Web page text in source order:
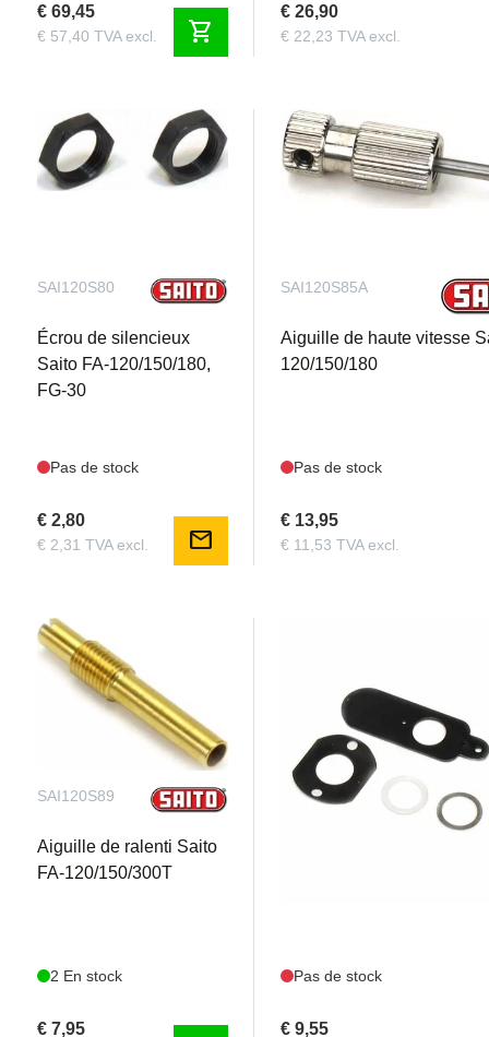
€ 69,45
€ 57,40 TVA excl. shopping_cart
€ 26,90
€ 22,23 TVA excl.
SAI120S80
Écrou de silencieux
Saito FA-120/150/180,
FG-30
Pas de stock
€ 2,80
€ 2,31 TVA excl. mail
SAI120S85A
Aiguille de haute vitesse
120/150/180
Pas de stock
€ 13,95
€ 11,53 TVA excl.
SAI120S89
Aiguille de ralenti Saito
FA-120/150/300T
2 En stock
€ 7,95
SAI120S92
Pas de stock
€ 9,55